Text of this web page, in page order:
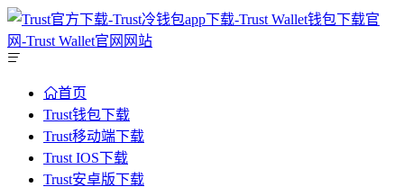
首页
Trust钱包下载
Trust移动端下载
Trust IOS下载
Trust安卓版下载